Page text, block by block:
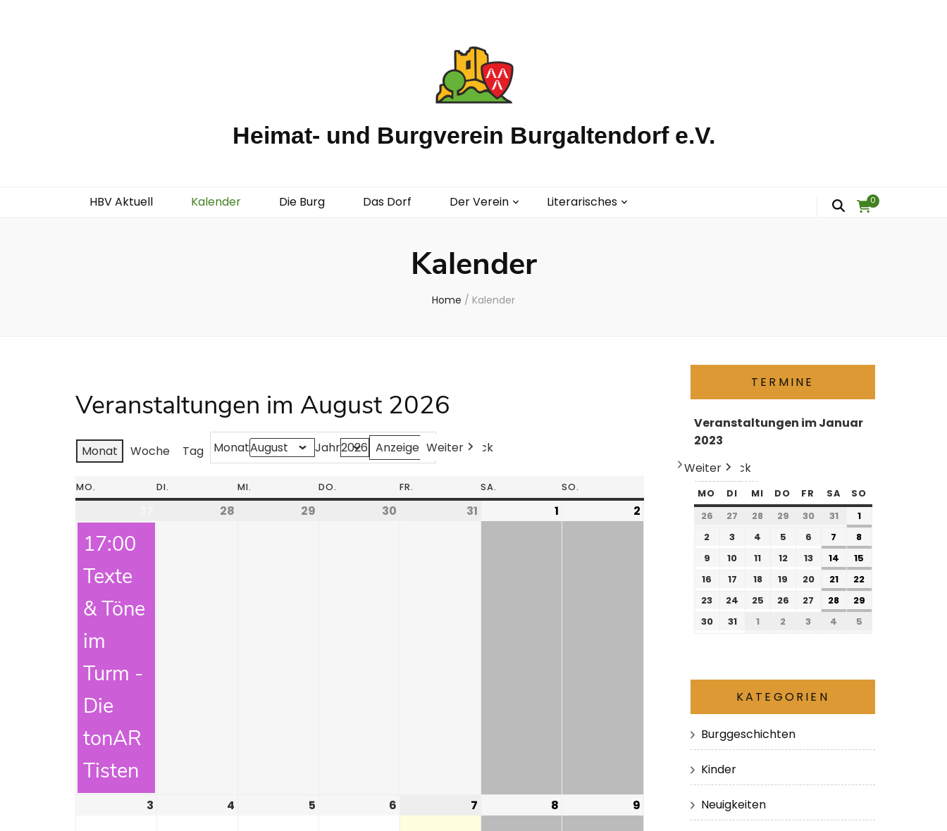
Heimat- und Burgverein Burgaltendorf e.V.
HBV Aktuell Kalender Die Burg Das Dorf Der Verein Literarisches 0
Kalender
Home / Kalender
Veranstaltungen im August 2026
Monat Woche Tag Monat Jahr Zurück
Heute
Weiter
MO. DI. MI. DO. FR. SA. SO.
17:00
Texte
& Töne
im
Turm -
Die
tonAR
Tisten
28 29 30 31 1 2
3 4 5 6 7 8 9
TERMINE
Veranstaltungen im Januar
2023
Zurück
Heute
Weiter
MO DI MI DO FR SA SO
26 27 28 29 30 31
1
2
3 4 5 6 7
8
9
10 11 12 13 14
15
16
17 18 19 20 21
22
23
24 25 26 27 28
29
30
31 1 2 3 4 5
KATEGORIEN
Burggeschichten
Kinder
Neuigkeiten